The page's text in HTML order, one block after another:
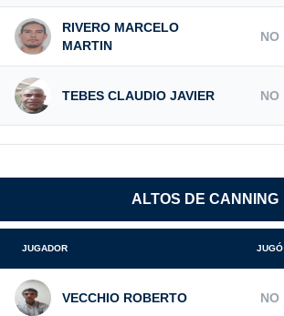
RIVERO MARCELO
MARTIN
NO
TEBES CLAUDIO JAVIER NO
ALTOS DE CANNING
JUGADOR JUGÓ
VECCHIO ROBERTO NO